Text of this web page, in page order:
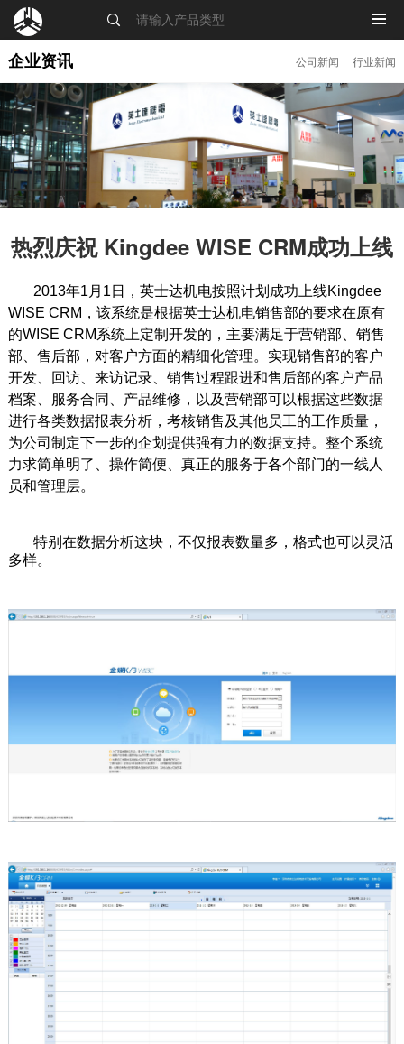
MENU
企业资讯 公司新闻 行业新闻
热烈庆祝 Kingdee WISE CRM成功上线
2013年1月1日，英士达机电按照计划成功上线Kingdee
WISE CRM，该系统是根据英士达机电销售部的要求在原有
的WISE CRM系统上定制开发的，主要满足于营销部、销售
部、售后部，对客户方面的精细化管理。实现销售部的客户
开发、回访、来访记录、销售过程跟进和售后部的客户产品
档案、服务合同、产品维修，以及营销部可以根据这些数据
进行各类数据报表分析，考核销售及其他员工的工作质量，
为公司制定下一步的企划提供强有力的数据支持。整个系统
力求简单明了、操作简便、真正的服务于各个部门的一线人
员和管理层。
特别在数据分析这块，不仅报表数量多，格式也可以灵活
多样。